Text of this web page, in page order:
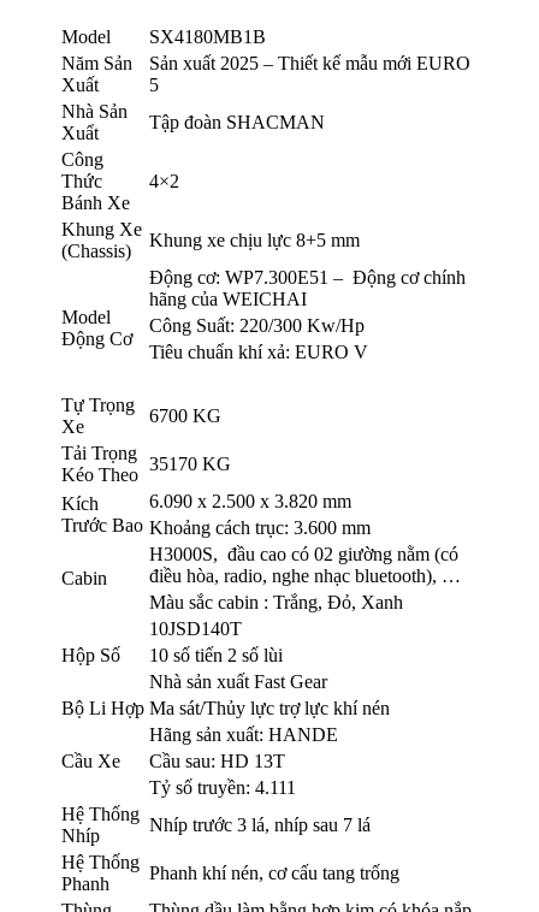
Model
SX4180MB1B
Năm Sản
Xuất
Sản xuất 2025 – Thiết kế mẫu mới EURO
5
Nhà Sản
Xuẩt
Tập đoàn SHACMAN
Công
Thức
Bánh Xe
4×2
Khung Xe
(Chassis)
Khung xe chịu lực 8+5 mm
Model
Động Cơ
Động cơ: WP7.300E51 – Động cơ chính
hãng của WEICHAI
Công Suất: 220/300 Kw/Hp
Tiêu chuẩn khí xả: EURO V
Tự Trọng
Xe
6700 KG
Tải Trọng
Kéo Theo
35170 KG
Kích
Trước Bao
6.090 x 2.500 x 3.820 mm
Khoảng cách trục: 3.600 mm
Cabin
H3000S, đầu cao có 02 giường nằm (có
điều hòa, radio, nghe nhạc bluetooth), …
Màu sắc cabin : Trắng, Đỏ, Xanh
Hộp Số
10JSD140T
10 số tiến 2 số lùi
Nhà sản xuất Fast Gear
Bộ Li Hợp Ma sát/Thủy lực trợ lực khí nén
Cầu Xe
Hãng sản xuất: HANDE
Cầu sau: HD 13T
Tỷ số truyền: 4.111
Hệ Thống
Nhíp
Nhíp trước 3 lá, nhíp sau 7 lá
Hệ Thống
Phanh
Phanh khí nén, cơ cấu tang trống